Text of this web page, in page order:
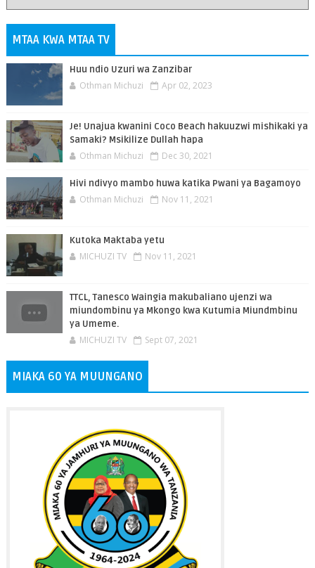
MTAA KWA MTAA TV
Huu ndio Uzuri wa Zanzibar
Othman Michuzi Apr 02, 2023
Je! Unajua kwanini Coco Beach hakuuzwi mishikaki ya
Samaki? Msikilize Dullah hapa
Othman Michuzi Dec 30, 2021
Hivi ndivyo mambo huwa katika Pwani ya Bagamoyo
Othman Michuzi Nov 11, 2021
Kutoka Maktaba yetu
MICHUZI TV Nov 11, 2021
TTCL, Tanesco Waingia makubaliano ujenzi wa
miundombinu ya Mkongo kwa Kutumia Miundmbinu
ya Umeme.
MICHUZI TV Sept 07, 2021
MIAKA 60 YA MUUNGANO